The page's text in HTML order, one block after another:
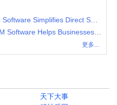
更多...
天下大事